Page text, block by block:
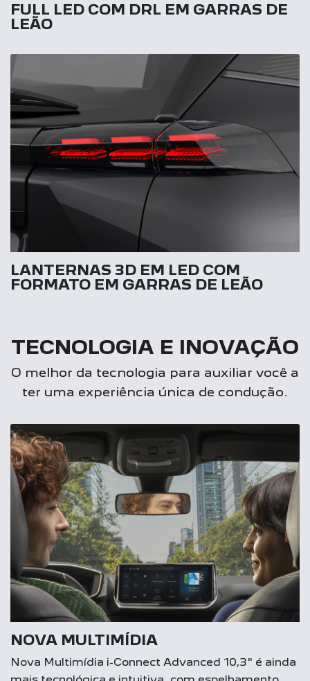
FULL LED COM DRL EM GARRAS DE
LEÃO
LANTERNAS 3D EM LED COM
FORMATO EM GARRAS DE LEÃO
TECNOLOGIA E INOVAÇÃO
O melhor da tecnologia para auxiliar você a
ter uma experiência única de condução.
NOVA MULTIMÍDIA
Nova Multimídia i-Connect Advanced 10,3" é ainda